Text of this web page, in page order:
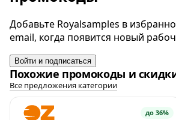
Добавьте Royalsamples в
email, когда появится новый
Войти и подписаться
Похожие промокоды и
Все предложения категории
до 36%